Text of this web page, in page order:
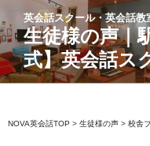
ン
テ
ン
ツ
ス
英会話スクール・英会話教
生徒様の声｜
式】英会話ス
NOVA英会話TOP > 生徒様の声 > 校舎